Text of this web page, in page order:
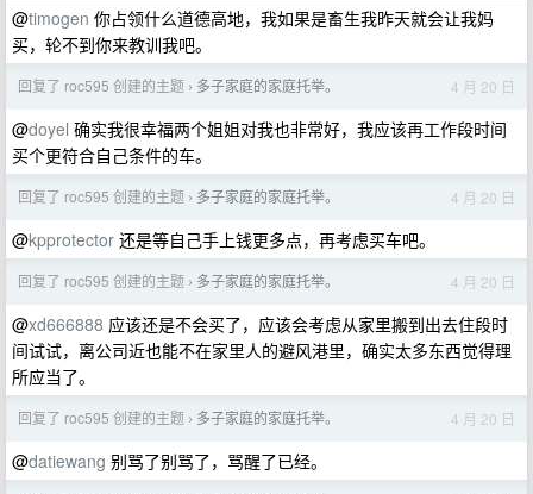
@timogen 你占领什么道德高地，我如果是畜生我昨天就会让我妈
买，轮不到你来教训我吧。
回复了 roc595 创建的主题 › 多子家庭的家庭托举。 4 月 20 日
@doyel 确实我很幸福两个姐姐对我也非常好，我应该再工作段时间
买个更符合自己条件的车。
回复了 roc595 创建的主题 › 多子家庭的家庭托举。 4 月 20 日
@kpprotector 还是等自己手上钱更多点，再考虑买车吧。
回复了 roc595 创建的主题 › 多子家庭的家庭托举。 4 月 20 日
@xd666888 应该还是不会买了，应该会考虑从家里搬到出去住段时
间试试，离公司近也能不在家里人的避风港里，确实太多东西觉得理
所应当了。
回复了 roc595 创建的主题 › 多子家庭的家庭托举。 4 月 20 日
@datiewang 别骂了别骂了，骂醒了已经。